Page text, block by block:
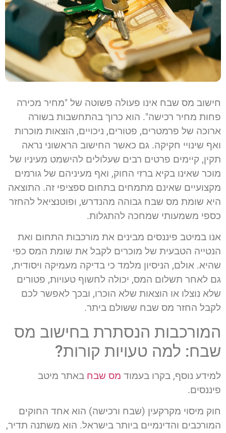
חישוב מס שבח אינו פעולה פשוטה של "מחיר מכירה
פחות מחיר רכישה". הוא כרוך בהתחשבות בשורה
ארוכה של פרמטרים, פטורים, ניכויים, הוצאות מוכרות
ואף שינויי חקיקה. גם כאשר החישוב הראשוני נראה
תקין, קיימים פרטים רבים שעלולים להישמט מעיניו של
מוכר שאינו בקיא ברזי החוק, ואף מעיניהם של גורמים
מקצועיים שאינם מתמחים בתחום ספציפי זה. התוצאה
היא שומת מס שבח גבוהה מהנדרש, ופוטנציאל להחזר
כספי משמעותי שמחכה להתגלות.
אנו במיטב פיננסים מבינים את מורכבות התחום ואת
הנטייה הטבעית של מוכרים לקבל את שומת המס כפי
שהיא. אולם, הניסיון מלמד כי בדיקה מעמיקה ויסודית,
גם לאחר תשלום המס, יכולה לחשוף טעויות, פטורים
שלא נוצלו או הוצאות שלא הוכרו, ובכך לאפשר לכם
לקבל החזר מס שבח ששולם ביתר.
המורכבות הנסתרת בחישוב מס
שבח: למה טעויות קורות?
למידע נוסף, בקרו בעמוד מס שבח באתר מיטב
פיננסים.
חוק מיסוי מקרקעין (שבח ורכישה) הוא אחד החוקים
המורכבים והדינמיים ביותר בישראל. הוא משתנה תדיר,